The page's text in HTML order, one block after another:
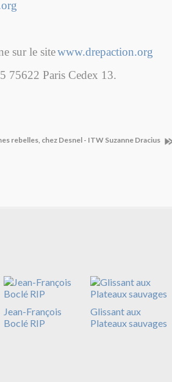
sur le sitewww.drepaction.org
75622 Paris Cedex 13.
rebelles, chez Desnel - ITW Suzanne Dracius
Jean-François
Boclé RIP
Glissant aux
Plateaux sauvages